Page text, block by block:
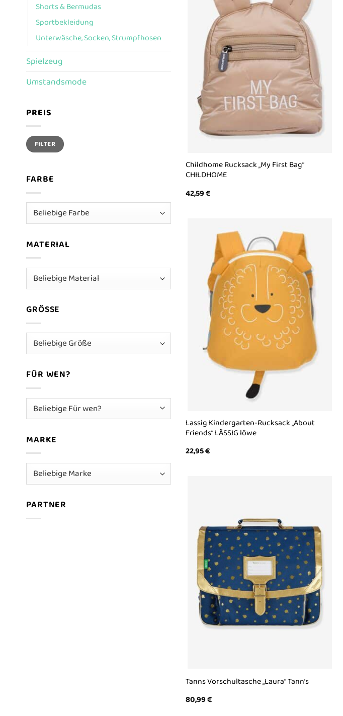
Shorts & Bermudas
Sportbekleidung
Unterwäsche, Socken, Strumpfhosen
Spielzeug
Umstandsmode
PREIS
Min.
Preis
Max.
PreisFILTER
FARBE
MATERIAL
GRÖSSE
FÜR WEN?
MARKE
PARTNER
Childhome Rucksack „My First Bag“
CHILDHOME
42,59€
Lassig Kindergarten-Rucksack „About
Friends“ LÄSSIG löwe
22,95€
Tanns Vorschultasche „Laura“ Tann’s
80,99€